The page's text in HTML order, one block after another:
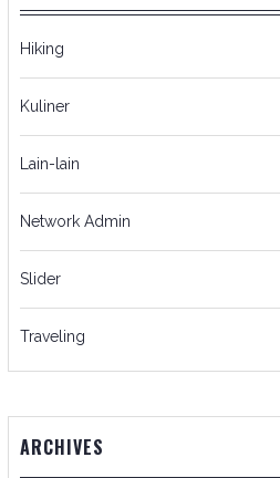
Hiking
Kuliner
Lain-lain
Network Admin
Slider
Traveling
ARCHIVES